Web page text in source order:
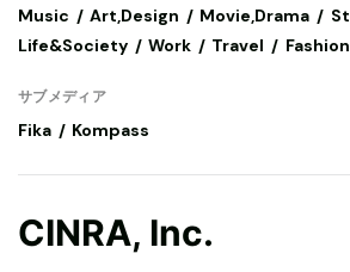
Music Art,Design Movie,Drama
Life&Society
Work Travel Fashion
サブメディア
Fika Kompass
CINRA, Inc.